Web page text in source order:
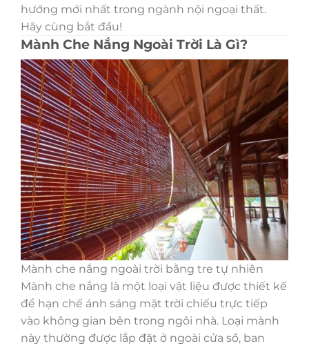
hướng mới nhất trong ngành nội ngoại thất.
Hãy cùng bắt đầu!
Mành Che Nắng Ngoài Trời Là Gì?
Mành che nắng ngoài trời bằng tre tự nhiên
Mành che nắng là một loại vật liệu được thiết kế
để hạn chế ánh sáng mặt trời chiếu trực tiếp
vào không gian bên trong ngôi nhà. Loại mành
này thường được lắp đặt ở ngoài cửa sổ, ban